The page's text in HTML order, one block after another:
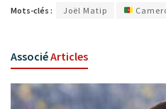
Mots-clés : Joël Matip
AssociéArticles